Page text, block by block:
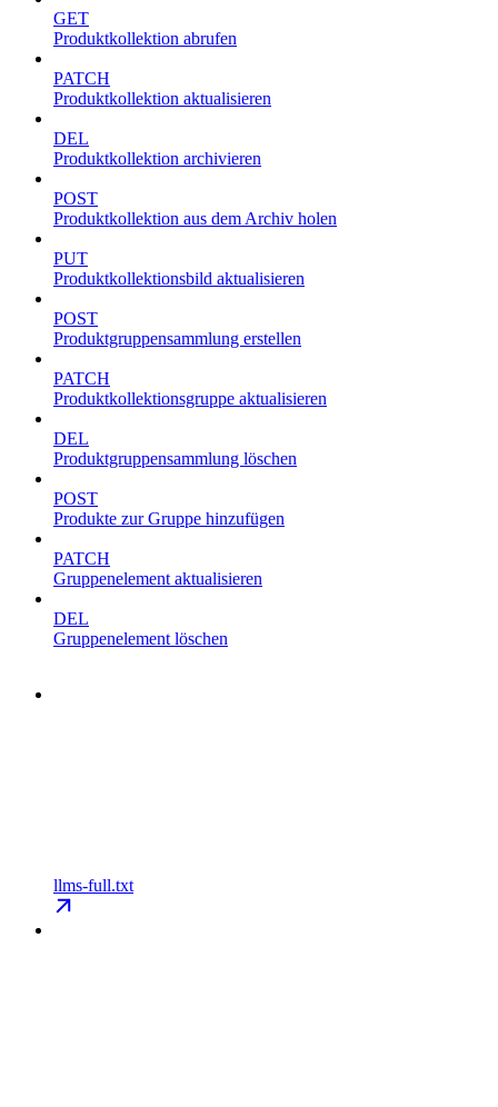
GET
Produktkollektion abrufen
PATCH
Produktkollektion aktualisieren
DEL
Produktkollektion archivieren
POST
Produktkollektion aus dem Archiv holen
PUT
Produktkollektionsbild aktualisieren
POST
Produktgruppensammlung erstellen
PATCH
Produktkollektionsgruppe aktualisieren
DEL
Produktgruppensammlung löschen
POST
Produkte zur Gruppe hinzufügen
PATCH
Gruppenelement aktualisieren
DEL
Gruppenelement löschen
llms-full.txt